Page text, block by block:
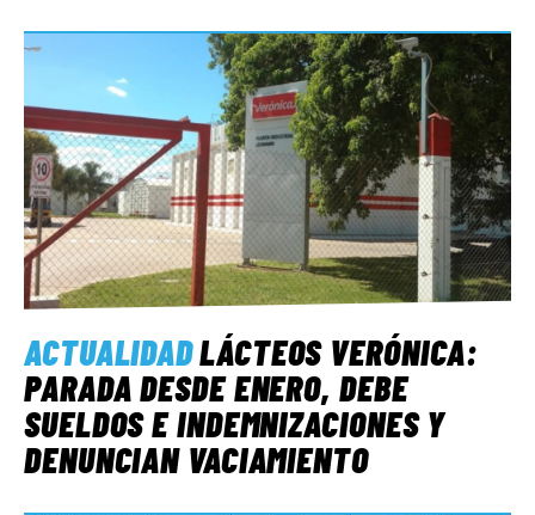
ACTUALIDADLÁCTEOS VERÓNICA:
PARADA DESDE ENERO, DEBE
SUELDOS E INDEMNIZACIONES Y
DENUNCIAN VACIAMIENTO